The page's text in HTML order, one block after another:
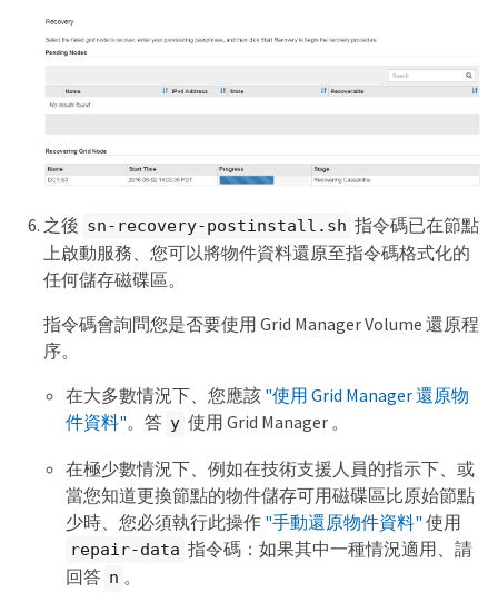
之後 sn-recovery-postinstall.sh 指令碼已在節點
上啟動服務、您可以將物件資料還原至指令碼格式化的
任何儲存磁碟區。
指令碼會詢問您是否要使用 Grid Manager Volume 還原程
序。
在大多數情況下、您應該 "使用 Grid Manager 還原物
件資料"。答 y 使用 Grid Manager 。
在極少數情況下、例如在技術支援人員的指示下、或
當您知道更換節點的物件儲存可用磁碟區比原始節點
少時、您必須執行此操作 "手動還原物件資料" 使用
repair-data 指令碼：如果其中一種情況適用、請
回答 n 。